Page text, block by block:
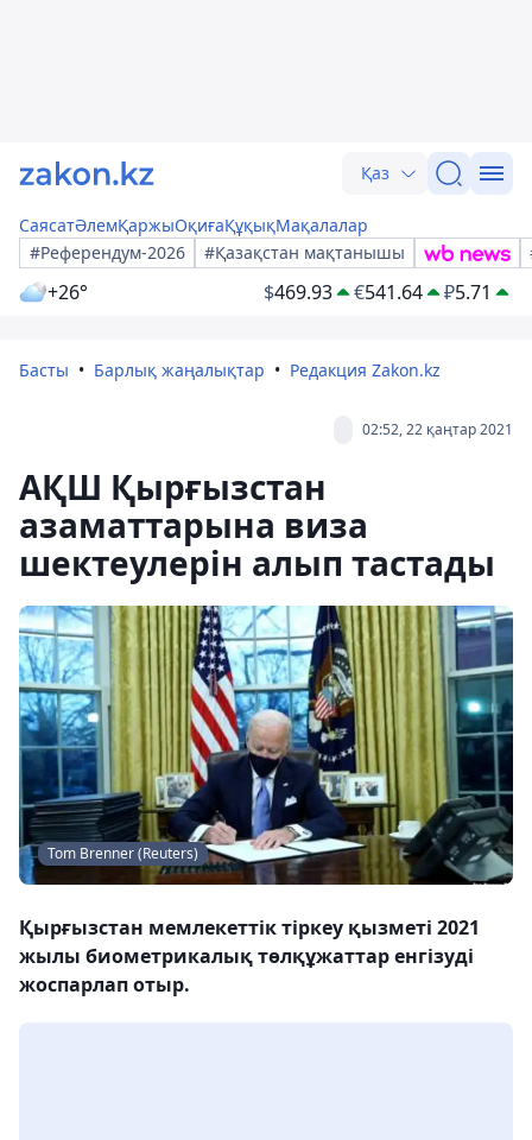
Қаз
СаясатӘлемҚаржыОқиғаҚұқықМақалалар
#Референдум-2026
#Қазақстан мақтанышы
+26° $469.93 €541.64 ₽5.71
Басты Барлық жаңалықтар Редакция Zakon.kz
02:52, 22 қаңтар 2021
АҚШ Қырғызстан
азаматтарына виза
шектеулерін алып тастады
Tom Brenner (Reuters)
Қырғызстан мемлекеттік тіркеу қызметі 2021
жылы биометрикалық төлқұжаттар енгізуді
жоспарлап отыр.